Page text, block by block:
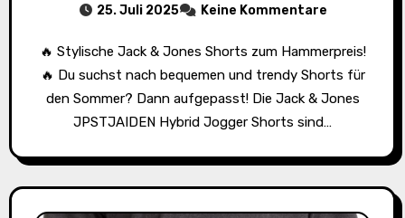
25. Juli 2025 Keine Kommentare
🔥 Stylische Jack & Jones Shorts zum Hammerpreis!
🔥 Du suchst nach bequemen und trendy Shorts für
den Sommer? Dann aufgepasst! Die Jack & Jones
JPSTJAIDEN Hybrid Jogger Shorts sind…